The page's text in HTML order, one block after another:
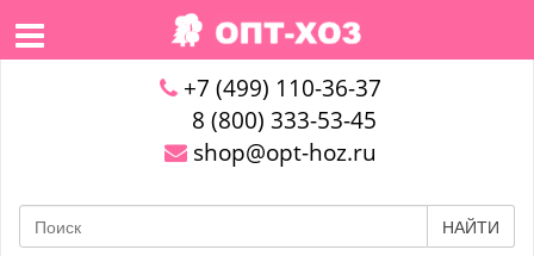
+7 (499) 110-36-37
8 (800) 333-53-45
shop@opt-hoz.ru
НАЙТИ